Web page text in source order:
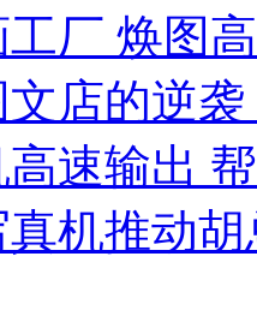
厂 焕图
店的逆
速输出
机推动